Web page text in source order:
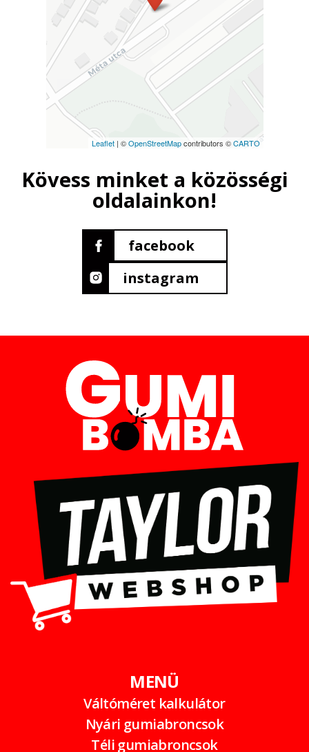
Leaflet| ©OpenStreetMapcontributors ©CARTO
Kövess minket a közösségi
oldalainkon!
facebook
instagram
MENÜ
Váltóméret kalkulátor
Nyári gumiabroncsok
Téli gumiabroncsok